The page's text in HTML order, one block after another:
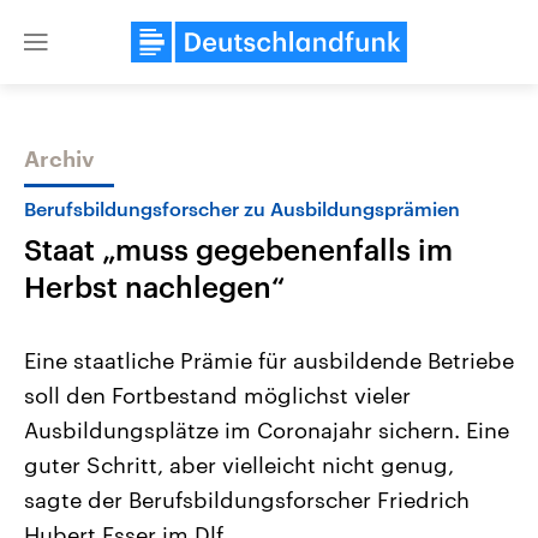
Close
Themen
Landtagswahl Sachsen-Anhalt
2026
Alle Informationen
Sachsen-Anhalt wählt am 6.
September 2026 einen neuen
Landtag. Seit 2021 wird das
Bundesland von einer Koalition aus
USA
Aktuelle Beiträge,
Hintergründe
Wirtschaftlich und
gehören die Vereinigten
den mächtigsten Ländern
Archiv
Berufsbildungsforscher zu Ausbildungsprämien
Staat „muss gegebenenfalls im
Herbst nachlegen“
Eine staatliche Prämie für ausbildende Betriebe
soll den Fortbestand möglichst vieler
Ausbildungsplätze im Coronajahr sichern. Eine
guter Schritt, aber vielleicht nicht genug,
sagte der Berufsbildungsforscher Friedrich